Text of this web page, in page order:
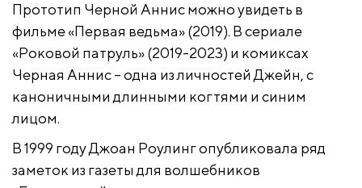
Прототип Черной Аннис можно увидеть в
фильме «Первая ведьма» (2019). В сериале
«Роковой патруль» (2019-2023) и комиксах
Черная Аннис – одна из личностей Джейн, с
каноничными длинными когтями и синим
лицом.
В 1999 году Джоан Роулинг опубликовала ряд
заметок из газеты для волшебников